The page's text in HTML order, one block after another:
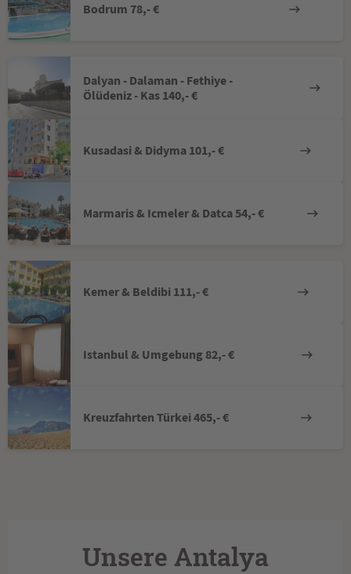
Bodrum 78,- €
Dalyan - Dalaman - Fethiye -
Ölüdeniz - Kas 140,- €
Kusadasi & Didyma 101,- €
Marmaris & Icmeler & Datca 54,- €
Kemer & Beldibi 111,- €
Istanbul & Umgebung 82,- €
Kreuzfahrten Türkei 465,- €
Unsere Antalya